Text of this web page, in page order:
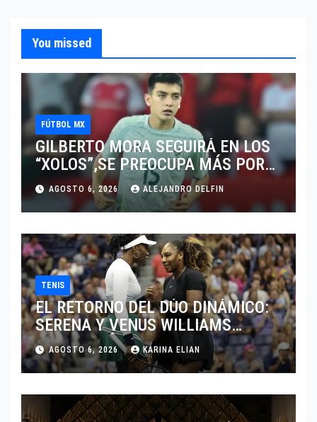
You missed
FÚTBOL MX
GILBERTO MORA SEGUIRÁ EN LOS
“XOLOS”,SE PREOCUPA MÁS POR
JUGAR EN SU EQUIPO.
AGOSTO 6, 2026 ALEJANDRO DELFIN
TENIS
EL RETORNO DEL DÚO DINÁMICO:
SERENA Y VENUS WILLIAMS
DISPUTARÁN LOS DOBLES EN
CINCINNATI 2026
AGOSTO 6, 2026 KARINA ELIAN